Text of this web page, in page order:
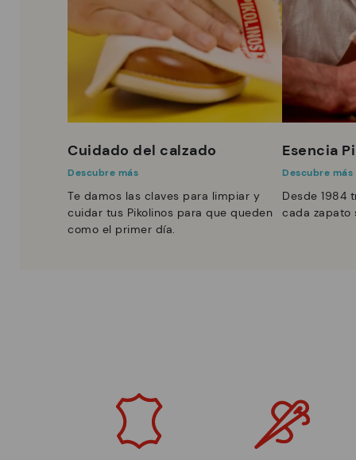
Cuidado del calzado
Descubre más
Te damos las claves para limpiar y
cuidar tus Pikolinos para que queden
como el primer día.
Esencia
Descubre más
Desde 1984
cada zapato